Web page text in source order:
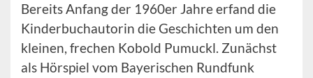
Bereits Anfang der 1960er Jahre erfand die
Kinderbuchautorin die Geschichten um den
kleinen, frechen Kobold Pumuckl. Zunächst
als Hörspiel vom Bayerischen Rundfunk